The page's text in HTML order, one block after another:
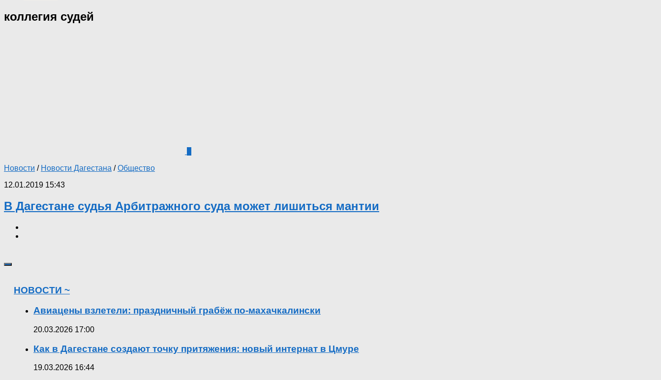
коллегия судей
Новости / Новости Дагестана /Общество
12.01.2019 15:43
В Дагестане судья Арбитражного суда может лишиться мантии
НОВОСТИ ~
Авиацены взлетели: праздничный грабёж по-махачкалински
20.03.2026 17:00
Как в Дагестане создают точку притяжения: новый интернат в Цмуре
19.03.2026 16:44